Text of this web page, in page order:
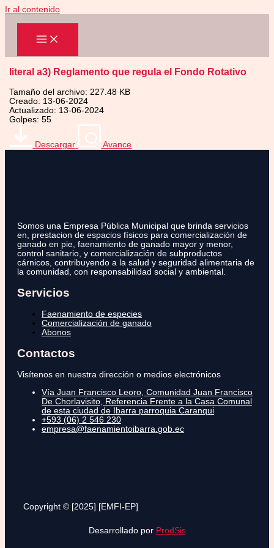
Ir al contenido
literal a3) Reglamento que regula el Fondo Rotativo
Tamaño del archivo: 227.48 KB
Creado: 13-06-2024
Actualizado: 13-06-2024
Golpes: 55
Descargar Avance
Somos una Empresa Pública Municipal que brinda servicios
en, prestacion de espacios físicos para comercialización de
ganado en pie, faenamiento de ganado mayor y menor,
control sanitario, y comercialización de subproductos
cárnicos, contribuyendo a la salud y seguridad alimentaria de
la comunidad, con responsabilidad social y ambiental.
Servicios
Faenamiento de especies
Comercialización de ganado
Abonos
Contactos
Visítenos en nuestra dirección o medios electrónicos
Vía Juan Francisco Leoro, Comunidad Juan Francisco
De Chorlavisito, Referencia Frente a la Casa Comunal
de esta ciudad de Ibarra parroquia Caranqui
+593 (06) 2 546 230
empresa@faenamientoibarra.gob.ec
Copyright © [2025] [EMFI-EP]
Desarrollado por ProdSis